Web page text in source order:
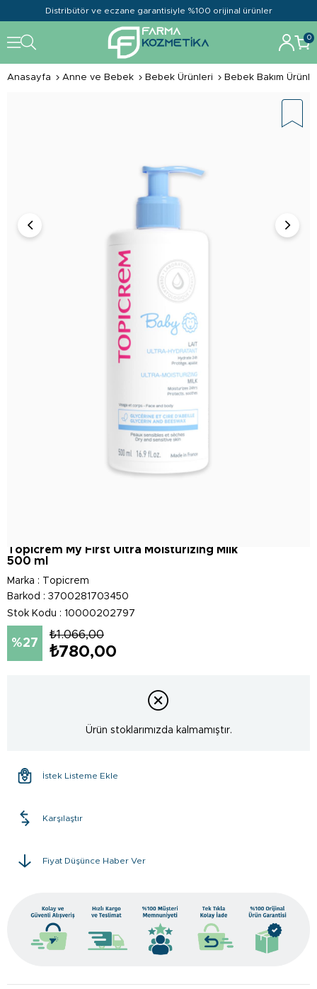
Distribütör ve eczane garantisiyle %100 orijinal ürünler
0
Anasayfa Anne ve Bebek Bebek Ürünleri Bebek Bakım
Topicrem My First Ultra Moisturizing Milk
500 ml
Marka :
Topicrem
Barkod : 3700281703450
Stok Kodu
10000202797
27
₺1.066,00
₺780,00
Ürün stoklarımızda kalmamıştır.
İstek Listeme Ekle
Karşılaştır
Fiyat Düşünce Haber Ver